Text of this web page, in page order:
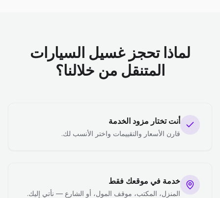
لماذا تحجز غسيل السيارات
المتنقل من خلالنا؟
أنت تختار مزود الخدمة
قارن الأسعار والتقييمات واختر الأنسب لك.
خدمة في موقعك فقط
المنزل، المكتب، موقف المول، أو الشارع — نأتي إليك.